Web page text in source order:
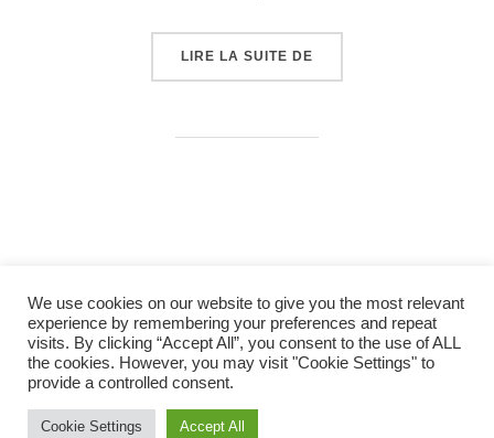
LIRE LA SUITE DE
We use cookies on our website to give you the most relevant
experience by remembering your preferences and repeat
visits. By clicking “Accept All”, you consent to the use of ALL
the cookies. However, you may visit "Cookie Settings" to
provide a controlled consent.
Cookie Settings Accept All